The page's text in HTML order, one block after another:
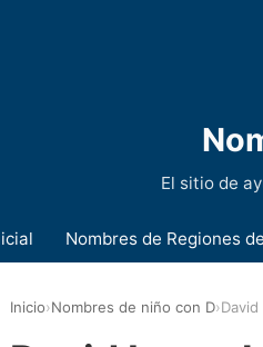
El sitio de
Nombres de Regiones
Inicio›Nombres de niño con D›David